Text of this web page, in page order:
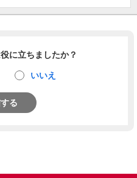
に立ちましたか？
いいえ
る